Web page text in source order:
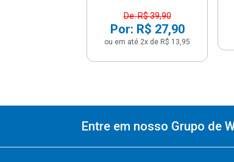
De: R$ 39,90
Por: R$ 27,90
ou em até 2x de R$ 13,95
Entre em nosso Grupo de